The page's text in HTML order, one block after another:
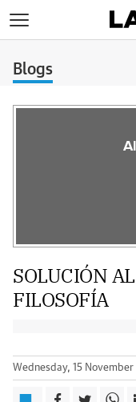
Blogs
SOLUCIÓN
FILOSOFÍA
Wednesday, 15